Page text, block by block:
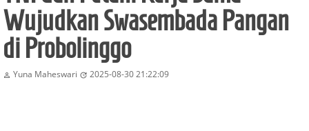
Wujudkan Swasembada Pangan
di Probolinggo
 Yuna Maheswari  2025-08-30 21:22:09